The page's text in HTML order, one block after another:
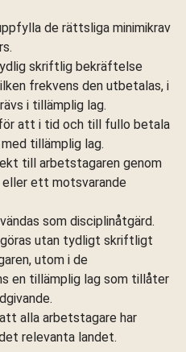
de rättsliga minimikrav
skriftlig bekräftelse
frekvens den utbetalas, i
i tillämplig lag.
att i tid och till fullo betala
tillämplig lag.
till arbetstagaren genom
ett motsvarande
som disciplinåtgärd.
utan tydligt skriftligt
utom i de
en tillämplig lag som tillåter
alla arbetstagare har
relevanta landet.